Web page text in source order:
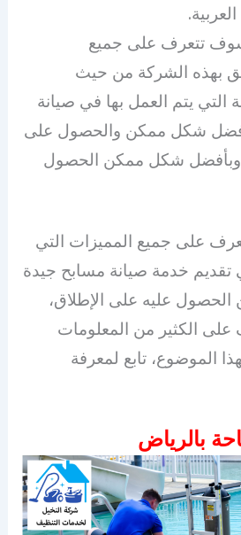
تتعرف على جميع
بهذه الشركة من حيث
التي يتم العمل بها في صيانة
شكل ممكن والحصول على
وبأفضل شكل ممكن الحصول
على جميع المميزات التي
تقديم خدمة صيانة مسابح جيدة
عليه على الإطلاق،
على الكثير من المعلومات
الموضوع، تابع لمعرفة
بالرياض